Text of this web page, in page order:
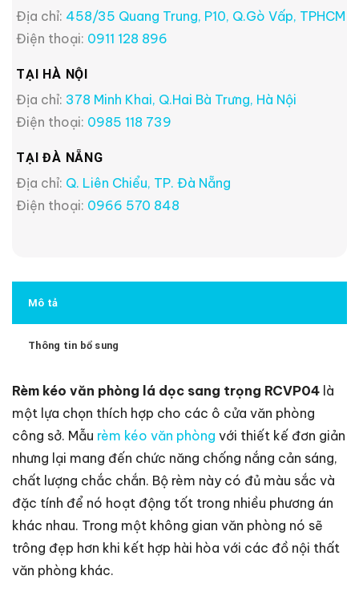
Địa chỉ: 458/35 Quang Trung, P10, Q.Gò Vấp, TPHCM
Điện thoại: 0911 128 896
TẠI HÀ NỘI
Địa chỉ: 378 Minh Khai, Q.Hai Bà Trưng, Hà Nội
Điện thoại: 0985 118 739
TẠI ĐÀ NẴNG
Địa chỉ: Q. Liên Chiểu, TP. Đà Nẵng
Điện thoại: 0966 570 848
Mô tả
Thông tin bổ sung
Rèm kéo văn phòng lá dọc sang trọng RCVP04 là
một lựa chọn thích hợp cho các ô cửa văn phòng
công sở. Mẫu rèm kéo văn phòng với thiết kế đơn giản
nhưng lại mang đến chức năng chống nắng cản sáng,
chất lượng chắc chắn. Bộ rèm này có đủ màu sắc và
đặc tính để nó hoạt động tốt trong nhiều phương án
khác nhau. Trong một không gian văn phòng nó sẽ
trông đẹp hơn khi kết hợp hài hòa với các đồ nội thất
văn phòng khác.